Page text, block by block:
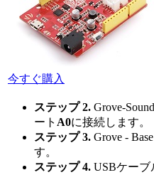
今すぐ購入
ステップ 2. Grove-
ート A0に接続します。
ステップ 3. Grove -
す。
ステップ 4. USBケーブ